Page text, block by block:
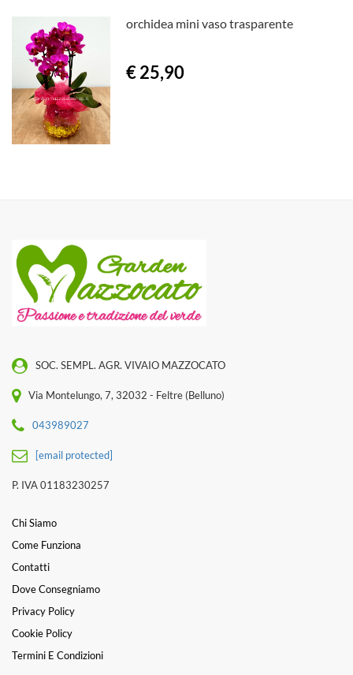
orchidea mini vaso trasparente
€ 25,90
SOC. SEMPL. AGR. VIVAIO MAZZOCATO
Via Montelungo, 7, 32032 - Feltre (Belluno)
043989027
[email protected]
P. IVA 01183230257
Chi Siamo
Come Funziona
Contatti
Dove Consegniamo
Privacy Policy
Cookie Policy
Termini E Condizioni